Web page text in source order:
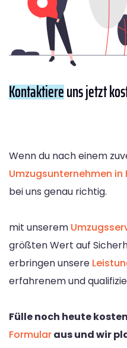
Kontaktiereuns jetzt
Wenn du nach einem
Umzugsunternehmen in
bei uns genau richtig.
mit unserem
größten Wert auf
erbringen unsere
erfahrenem und
Fülle noch heute
Formularaus und wir